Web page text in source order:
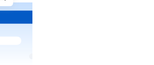
SEPA
a tu cuenta Bitnovo o realiza compras